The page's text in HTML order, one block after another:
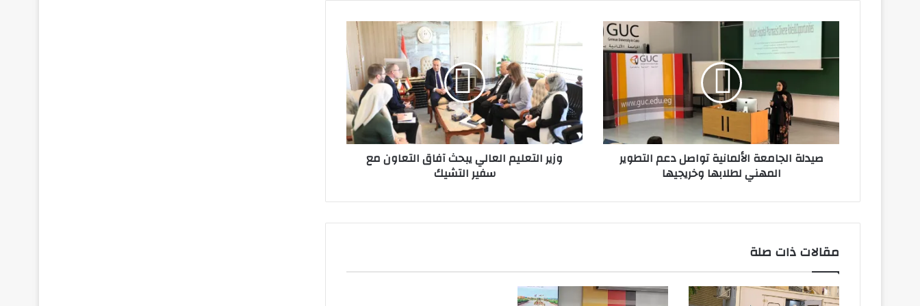
صيدلة
الألمانية
تواصل
التطوير
لطلابها
وخريجيها
صيدلة الجامعة الألمانية تواصل دعم التطوير
المهني لطلابها وخريجيها
التعليم
يبحث
آفاق
التعاون
مع
سفير
التشيك
وزير التعليم العالي يبحث آفاق التعاون مع
سفير التشيك
مقالات ذات صلة